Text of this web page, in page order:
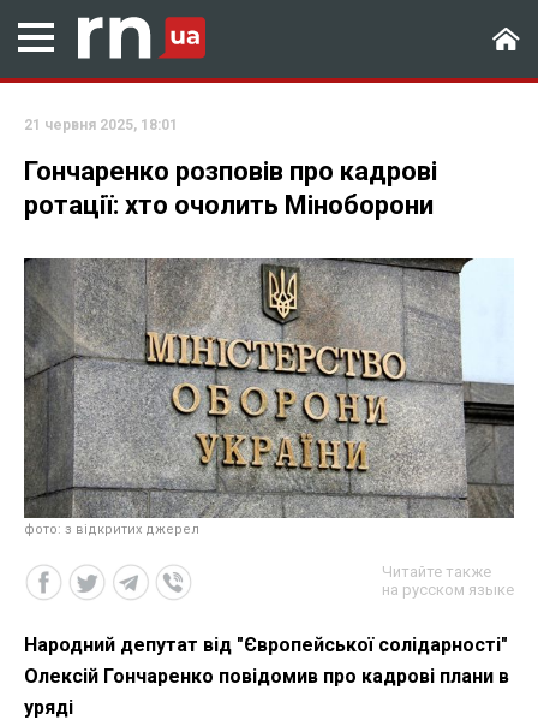
21 червня 2025, 18:01
Гончаренко розповів про кадрові
ротації: хто очолить Міноборони
фото: з відкритих джерел
Читайте также
на русском языке
Народний депутат від "Європейської солідарності"
Олексій Гончаренко повідомив про кадрові плани в
уряді